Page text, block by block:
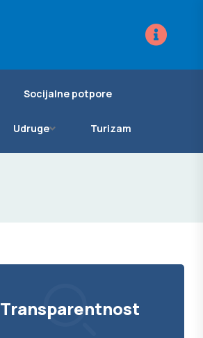
Socijalne potpore
Udruge Turizam
Transparentnost